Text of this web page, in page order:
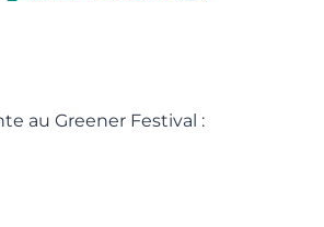
au Greener Festival :